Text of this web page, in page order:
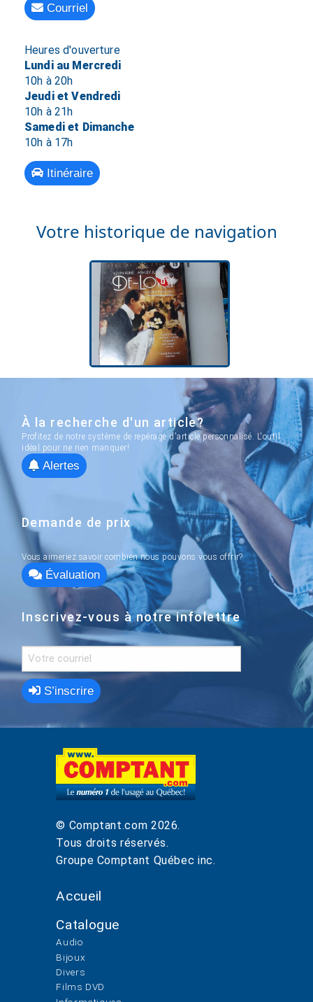
Courriel
Heures d'ouverture
Lundi au Mercredi
10h à 20h
Jeudi et Vendredi
10h à 21h
Samedi et Dimanche
10h à 17h
Itinéraire
Votre historique de navigation
À la recherche d'un article?
Profitez de notre système de repérage d'article personnalisé. L'outil
idéal pour ne rien manquer!
Alertes
Demande de prix
Vous aimeriez savoir combien nous pouvons vous offrir?
Évaluation
Inscrivez-vous à notre infolettre
S’inscrire
© Comptant.com 2026.
Tous droits réservés.
Groupe Comptant Québec inc.
Accueil
Catalogue
Audio
Bijoux
Divers
Films DVD